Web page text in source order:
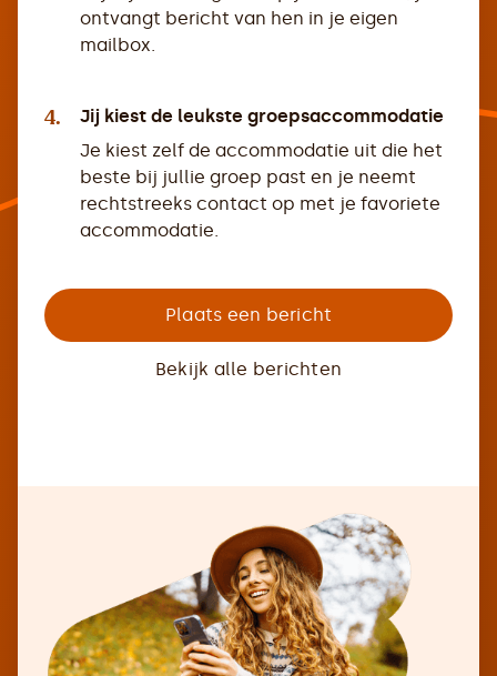
ontvangt bericht van hen in je eigen
mailbox.
4.
Jij kiest de leukste groepsaccommodatie
Je kiest zelf de accommodatie uit die het
beste bij jullie groep past en je neemt
rechtstreeks contact op met je favoriete
accommodatie.
Plaats een bericht
Bekijk alle berichten